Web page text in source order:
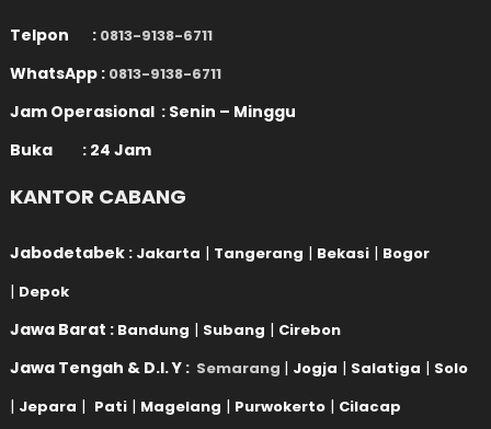
Telpon : 0813-9138-6711
WhatsApp : 0813-9138-6711
Jam Operasional : Senin – Minggu
Buka : 24 Jam
KANTOR CABANG
Jabodetabek : Jakarta | Tangerang | Bekasi | Bogor
| Depok
Jawa Barat : Bandung | Subang | Cirebon
Jawa Tengah & D.I. Y : Semarang | Jogja | Salatiga | Solo
| Jepara | Pati | Magelang | Purwokerto | Cilacap